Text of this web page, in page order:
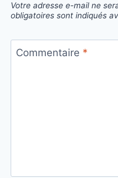
Votre adresse e-mail ne
obligatoires sont indiqués
Commentaire *